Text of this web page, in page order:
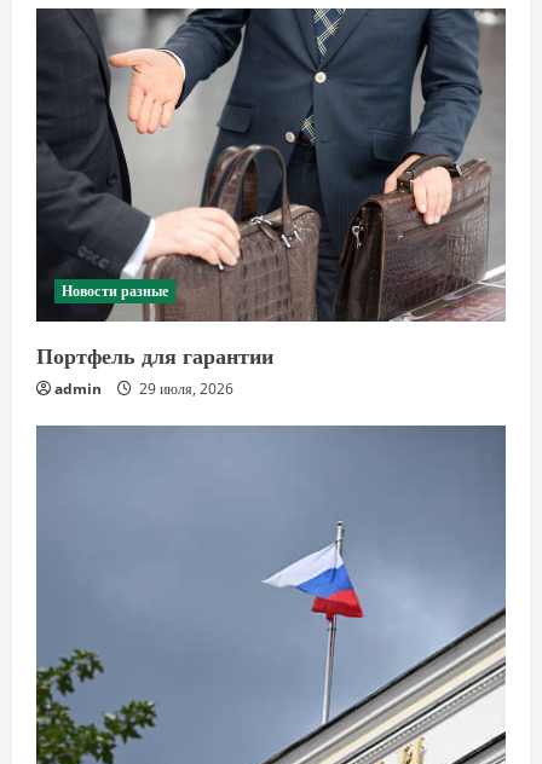
Новости разные
Портфель для гарантии
admin 29 июля, 2026